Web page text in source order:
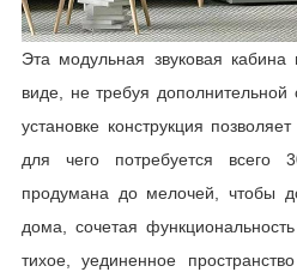
Эта модульная звуковая кабина
виде, не требуя
установке конструкция
для чего потребуется всего
продумана до мелочей, чтобы
дома, сочетая
тихое, уединенное